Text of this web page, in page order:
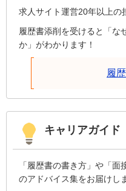
求人サイト運営20年以上の
履歴書添削を受けると「な
か」がわかります！
履
キャリアガイド
「履歴書の書き方」や「
のアドバイス集をお届けし